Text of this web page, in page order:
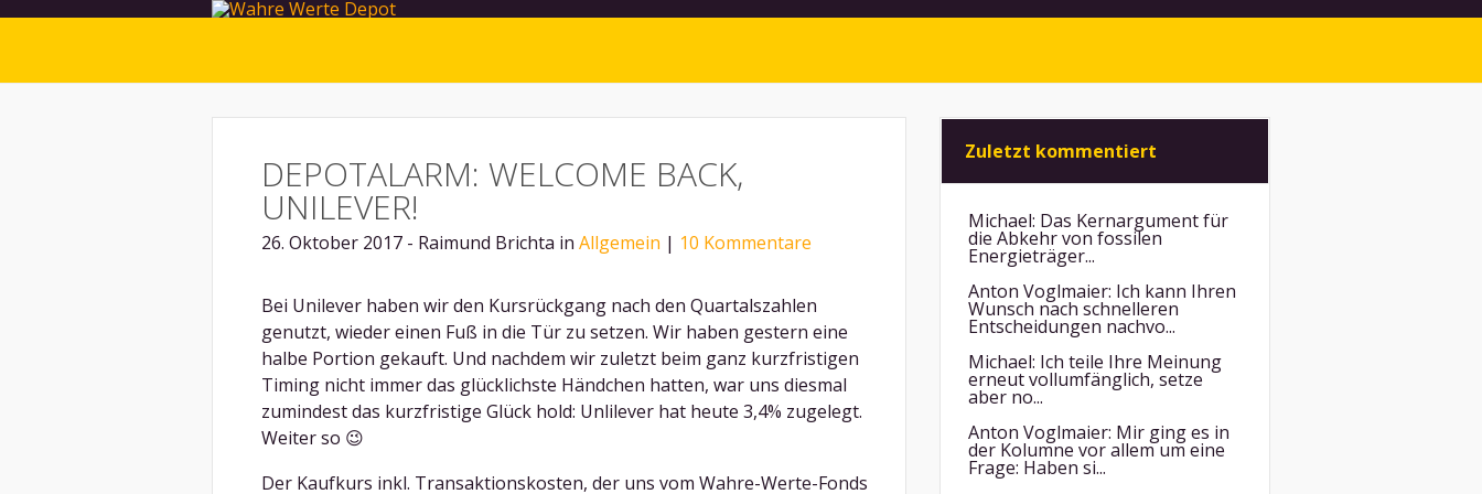
DEPOTALARM: WELCOME BACK,
UNILEVER!
26. Oktober 2017 - Raimund Brichta in Allgemein | 10 Kommentare
Bei Unilever haben wir den Kursrückgang nach den Quartalszahlen
genutzt, wieder einen Fuß in die Tür zu setzen. Wir haben gestern eine
halbe Portion gekauft. Und nachdem wir zuletzt beim ganz kurzfristigen
Timing nicht immer das glücklichste Händchen hatten, war uns diesmal
zumindest das kurzfristige Glück hold: Unlilever hat heute 3,4% zugelegt.
Weiter so 😉
Der Kaufkurs inkl. Transaktionskosten, der uns vom Wahre-Werte-Fonds
Zuletzt kommentiert
Michael: Das Kernargument für
die Abkehr von fossilen
Energieträger...
Anton Voglmaier: Ich kann Ihren
Wunsch nach schnelleren
Entscheidungen nachvo...
Michael: Ich teile Ihre Meinung
erneut vollumfänglich, setze
aber no...
Anton Voglmaier: Mir ging es in
der Kolumne vor allem um eine
Frage: Haben si...